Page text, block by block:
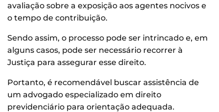
avaliação sobre a exposição aos agentes nocivos e
o tempo de contribuição.
Sendo assim, o processo pode ser intrincado e, em
alguns casos, pode ser necessário recorrer à
Justiça para assegurar esse direito.
Portanto, é recomendável buscar assistência de
um advogado especializado em direito
previdenciário para orientação adequada.